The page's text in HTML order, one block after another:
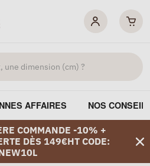
AFFAIRES NOS
COMMANDE -10% +
DÈS 149€HT CODE: